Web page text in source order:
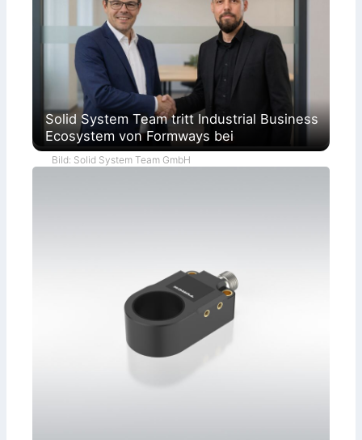
Solid System Team tritt Industrial Business
Ecosystem von Formways bei
Bild: Solid System Team GmbH